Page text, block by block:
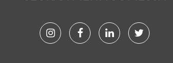
InstagramFacebookLinkedinTwitter